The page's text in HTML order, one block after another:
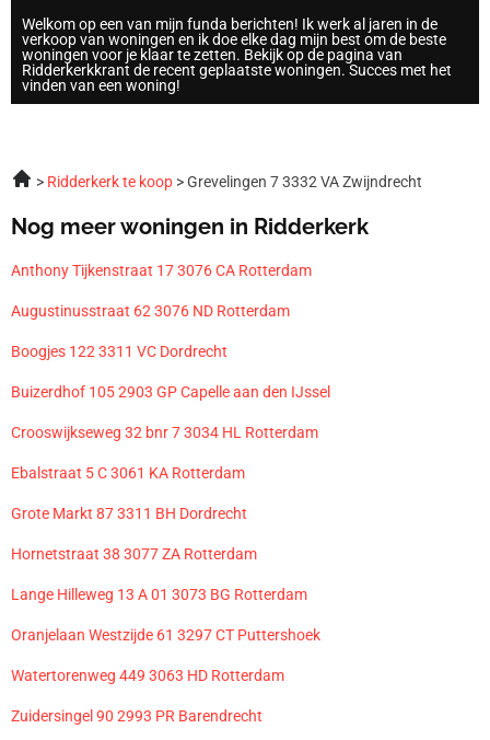
Welkom op een van mijn funda berichten! Ik werk al jaren in de
verkoop van woningen en ik doe elke dag mijn best om de beste
woningen voor je klaar te zetten. Bekijk op de pagina van
Ridderkerkkrant de recent geplaatste woningen. Succes met het
vinden van een woning!
Ridderkerk te koop Grevelingen 7 3332 VA Zwijndrecht
Nog meer woningen in Ridderkerk
Anthony Tijkenstraat 17 3076 CA Rotterdam
Augustinusstraat 62 3076 ND Rotterdam
Boogjes 122 3311 VC Dordrecht
Buizerdhof 105 2903 GP Capelle aan den IJssel
Crooswijkseweg 32 bnr 7 3034 HL Rotterdam
Ebalstraat 5 C 3061 KA Rotterdam
Grote Markt 87 3311 BH Dordrecht
Hornetstraat 38 3077 ZA Rotterdam
Lange Hilleweg 13 A 01 3073 BG Rotterdam
Oranjelaan Westzijde 61 3297 CT Puttershoek
Watertorenweg 449 3063 HD Rotterdam
Zuidersingel 90 2993 PR Barendrecht